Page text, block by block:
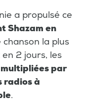
a propulsé ce
Shazam en
chanson la plus
2 jours, les
multipliées par
radios à
.